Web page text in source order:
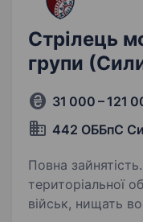
Стрілець
групи
31 000 – 121
442 ОББпС
Повна зайнятість. Опис вакансії Сили
територіальної
військ, нищать